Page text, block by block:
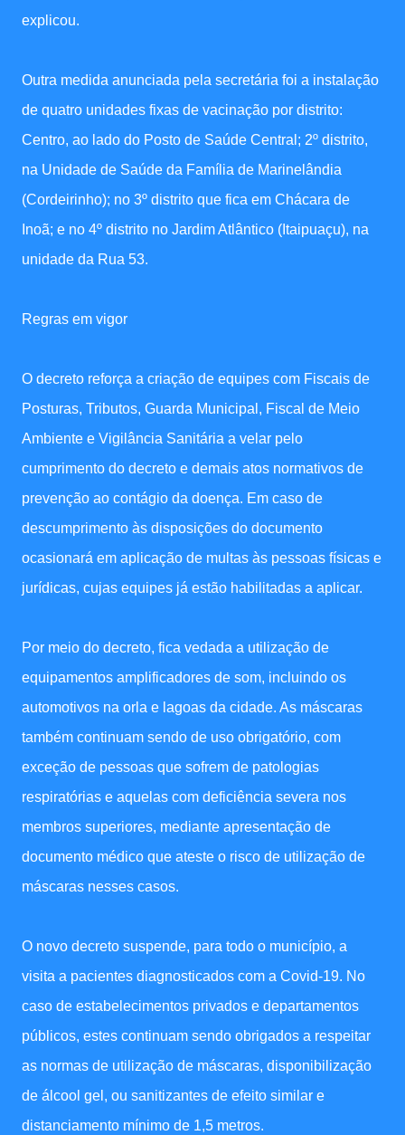
explicou.
Outra medida anunciada pela secretária foi a instalação
de quatro unidades fixas de vacinação por distrito:
Centro, ao lado do Posto de Saúde Central; 2º distrito,
na Unidade de Saúde da Família de Marinelândia
(Cordeirinho); no 3º distrito que fica em Chácara de
Inoã; e no 4º distrito no Jardim Atlântico (Itaipuaçu), na
unidade da Rua 53.
Regras em vigor
O decreto reforça a criação de equipes com Fiscais de
Posturas, Tributos, Guarda Municipal, Fiscal de Meio
Ambiente e Vigilância Sanitária a velar pelo
cumprimento do decreto e demais atos normativos de
prevenção ao contágio da doença. Em caso de
descumprimento às disposições do documento
ocasionará em aplicação de multas às pessoas físicas e
jurídicas, cujas equipes já estão habilitadas a aplicar.
Por meio do decreto, fica vedada a utilização de
equipamentos amplificadores de som, incluindo os
automotivos na orla e lagoas da cidade. As máscaras
também continuam sendo de uso obrigatório, com
exceção de pessoas que sofrem de patologias
respiratórias e aquelas com deficiência severa nos
membros superiores, mediante apresentação de
documento médico que ateste o risco de utilização de
máscaras nesses casos.
O novo decreto suspende, para todo o município, a
visita a pacientes diagnosticados com a Covid-19. No
caso de estabelecimentos privados e departamentos
públicos, estes continuam sendo obrigados a respeitar
as normas de utilização de máscaras, disponibilização
de álcool gel, ou sanitizantes de efeito similar e
distanciamento mínimo de 1,5 metros.